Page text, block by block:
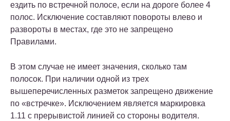
ездить по встречной полосе, если на дороге более 4
полос. Исключение составляют повороты влево и
развороты в местах, где это не запрещено
Правилами.
В этом случае не имеет значения, сколько там
полосок. При наличии одной из трех
вышеперечисленных разметок запрещено движение
по «встречке». Исключением является маркировка
1.11 с прерывистой линией со стороны водителя.